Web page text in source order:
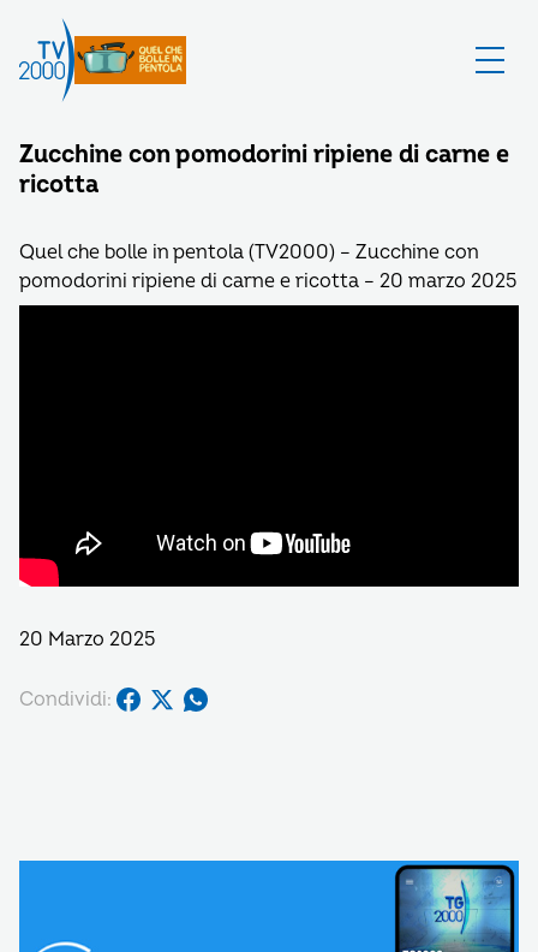
Zucchine con pomodorini ripiene di carne e
ricotta
Quel che bolle in pentola (TV2000) – Zucchine con
pomodorini ripiene di carne e ricotta – 20 marzo 2025
20 Marzo 2025
Condividi: